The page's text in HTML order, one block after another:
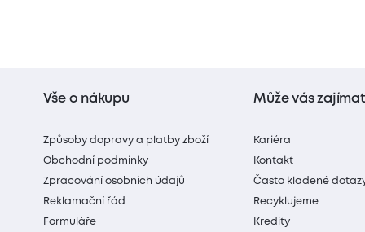
Vše o nákupu
Způsoby dopravy a platby zboží
Obchodní podmínky
Zpracování osobních údajů
Reklamační řád
Formuláře
Může vás zajímat
Kariéra
Kontakt
Často kladené
Recyklujeme
Kredity